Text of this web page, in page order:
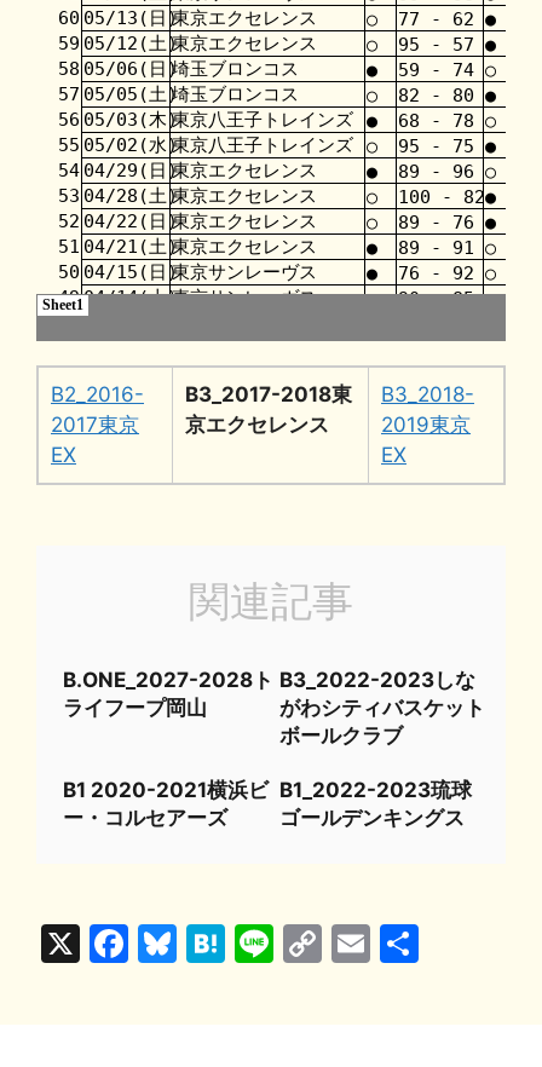
B2_2016-
2017東京
EX
B3_2017-2018東
京エクセレンス
B3_2018-
2019東京
EX
関連記事
B.ONE_2027-2028ト
ライフープ岡山
B3_2022-2023しな
がわシティバスケット
ボールクラブ
B1 2020-2021横浜ビ
ー・コルセアーズ
B1_2022-2023琉球
ゴールデンキングス
X
F
Bl H
Li C
E